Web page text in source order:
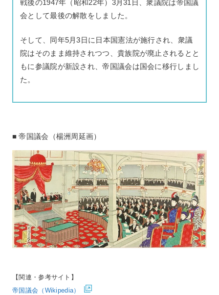
戦後の1947年（昭和22年）3月31日、衆議院は帝国議
会として最後の解散をしました。
そして、同年5月3日に日本国憲法が施行され、衆議
院はそのまま維持されつつ、貴族院が廃止されるとと
もに参議院が新設され、帝国議会は国会に移行しまし
た。
帝国議会（楊洲周延画）
【関連・参考サイト】
帝国議会（Wikipedia）